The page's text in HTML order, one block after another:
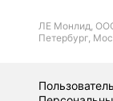
ЛЕ Монлид,
Петербург,